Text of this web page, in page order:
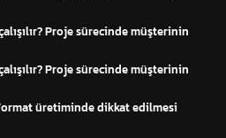
Proje sürecinde müşterinin
Proje sürecinde müşterinin
üretiminde dikkat edilmesi